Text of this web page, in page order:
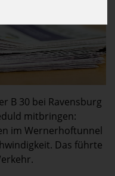
B 30 bei Ravensburg
mitbringen:
im Wernerhoftunnel
Das führte